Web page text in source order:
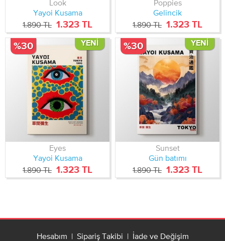
Look
Yayoi Kusama
1.890 TL 1.323 TL
Poppies
Gelincik
1.890 TL 1.323 TL
YENI
Eyes
Yayoi Kusama
1.890 TL 1.323 TL
%30 YENI
Sunset
Gün batımı
1.890 TL 1.323 TL
%30
Hesabım | Sipariş Takibi | İade ve Değişim